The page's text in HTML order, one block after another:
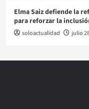
Elma Saiz defiende la
para reforzar la
soloactualidad julio